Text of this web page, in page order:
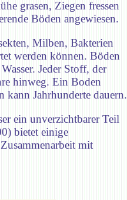
grasen, Ziegen fressen
Böden angewiesen.
Milben, Bakterien
werden können. Böden
Jeder Stoff, der
hinweg. Ein Boden
kann Jahrhunderte dauern.
ein unverzichtbarer Teil
bietet einige
mit